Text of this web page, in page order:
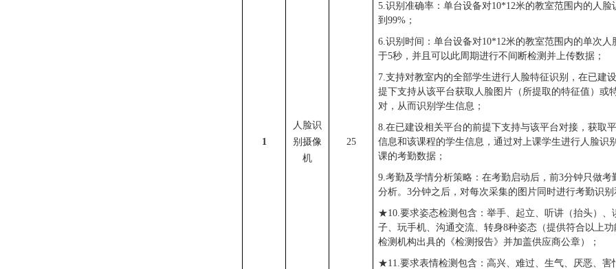
1
人脸识
别摄像
机
25
5.识别准确率：单台设备对10*12米的教室范围内的人脸
到99%；
6.识别时间：单台设备对10*12米的教室范围内的单次人
于5秒，并且可以此周期进行不间断检测并上传数据；
7.支持对教室内的全部学生进行人脸特征识别，在已建
提下支持从该平台获取人脸图片（所提取的特征值）或
对，从而识别学生信息；
8.在已建设相关平台的前提下支持与该平台对接，获取
信息和该课程的学生信息，通过对上课学生进行人脸识
课的考勤数据；
9.考勤及学情分析策略：在考勤启动后，前3分钟只做考
分析。3分钟之后，对每次采集的图片同时进行考勤识
★10.要求姿态检测包含：举手、起立、听讲（抬头）、
子、玩手机、沟通交流、转身8种姿态（提供符合以上
检测机构出具的《检测报告》并加盖供应商公章）；
★11.要求表情检测包含：高兴、难过、生气、厌恶、害